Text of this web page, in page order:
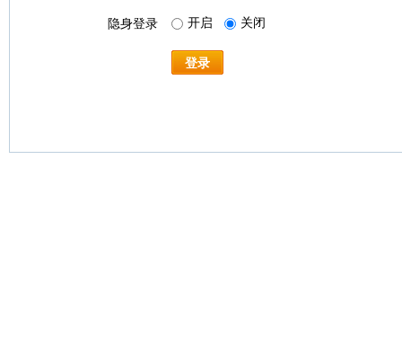
隐身登录 开启 关闭
登录